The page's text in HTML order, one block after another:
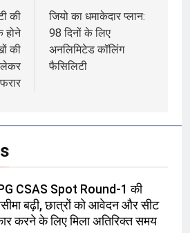
की
होने
की
लेकर
जियो का धमाकेदार प्लान:
98 दिनों के लिए
अनलिमिटेड कॉलिंग
फैसिलिटी
CSAS Spot Round-1 की
बढ़ी, छात्रों को आवेदन और सीट
करने के लिए मिला अतिरिक्त समय